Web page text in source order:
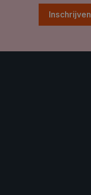
Inschrijven